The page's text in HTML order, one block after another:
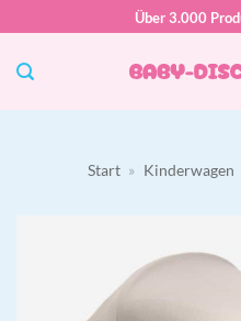
springen
Über 3.000
Start » Kinderwagen